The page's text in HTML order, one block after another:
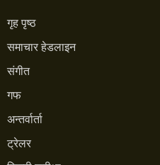
गृह पृष्ठ
समाचार हेडलाइन
संगीत
गफ
अन्तर्वार्ता
ट्रेलर